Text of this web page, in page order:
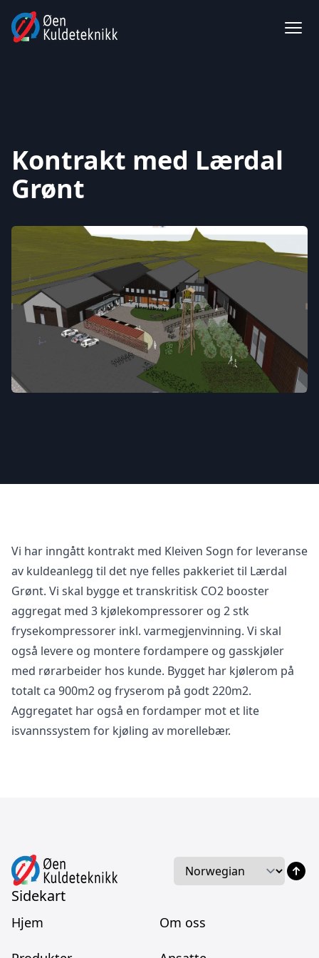
Kontrakt med Lærdal
Grønt
Vi har inngått kontrakt med Kleiven Sogn for leveranse
av kuldeanlegg til det nye felles pakkeriet til Lærdal
Grønt. Vi skal bygge et transkritisk CO2 booster
aggregat med 3 kjølekompressorer og 2 stk
frysekompressorer inkl. varmegjenvinning. Vi skal
også levere og montere fordampere og gasskjøler
med rørarbeider hos kunde. Bygget har kjølerom på
totalt ca 900m2 og fryserom på godt 220m2.
Aggregatet har også en fordamper mot et lite
isvannssystem for kjøling av morellebær.
Språk
Language
Sidekart
Hjem Om oss